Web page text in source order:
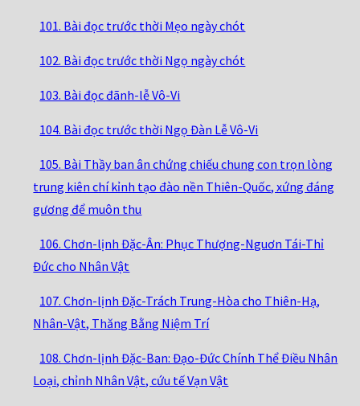
101. Bài đọc trước thời Mẹo ngày chót
102. Bài đọc trước thời Ngọ ngày chót
103. Bài đọc đãnh-lễ Vô-Vi
104. Bài đọc trước thời Ngọ Đàn Lễ Vô-Vi
105. Bài Thầy ban ân chứng chiếu chung con trọn lòng
trung kiên chí kỉnh tạo đào nền Thiên-Quốc, xứng đáng
gương để muôn thu
106. Chơn-lịnh Đặc-Ân: Phục Thượng-Nguơn Tái-Thỉ
Đức cho Nhân Vật
107. Chơn-lịnh Đặc-Trách Trung-Hòa cho Thiên-Hạ,
Nhân-Vật, Thăng Bằng Niệm Trí
108. Chơn-lịnh Đặc-Ban: Đạo-Đức Chính Thể Điều Nhân
Loại, chỉnh Nhân Vật, cứu tế Vạn Vật